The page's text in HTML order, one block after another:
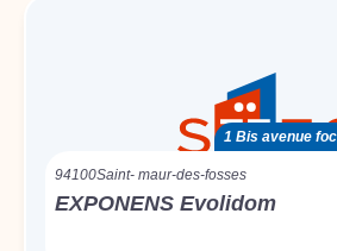
1 Bis avenue
94100Saint- maur-des-fosses
EXPONENS Evolidom